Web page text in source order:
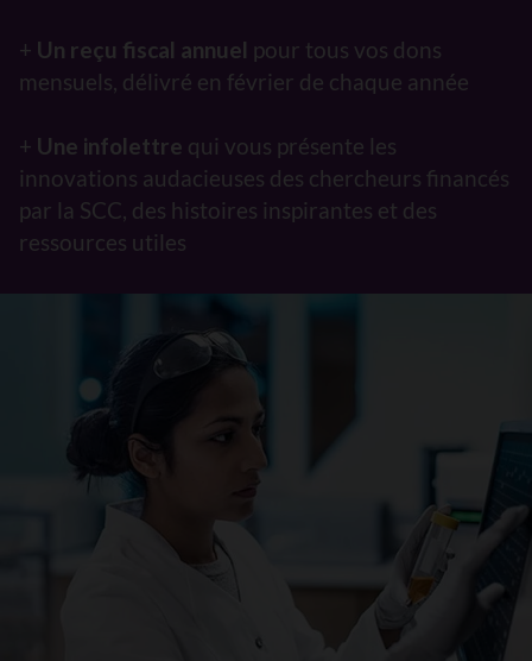
+ Un reçu fiscal annuel pour tous vos dons
mensuels, délivré en février de chaque année
+ Une infolettre qui vous présente les
innovations audacieuses des chercheurs financés
par la SCC, des histoires inspirantes et des
ressources utiles